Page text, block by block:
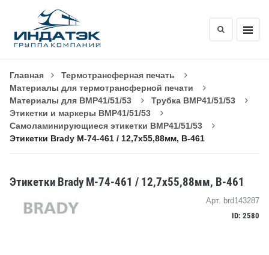
Главная
Термотрансферная печать
Материалы для термотрансферной печати
Материалы для BMP41/51/53
Трубка BMP41/51/53
Этикетки и маркеры BMP41/51/53
Самоламинирующиеся этикетки BMP41/51/53
Этикетки Brady M-74-461 / 12,7x55,88мм, B-461
Этикетки Brady M-74-461 / 12,7x55,88мм, B-461
Арт. brd143287
ID: 2580